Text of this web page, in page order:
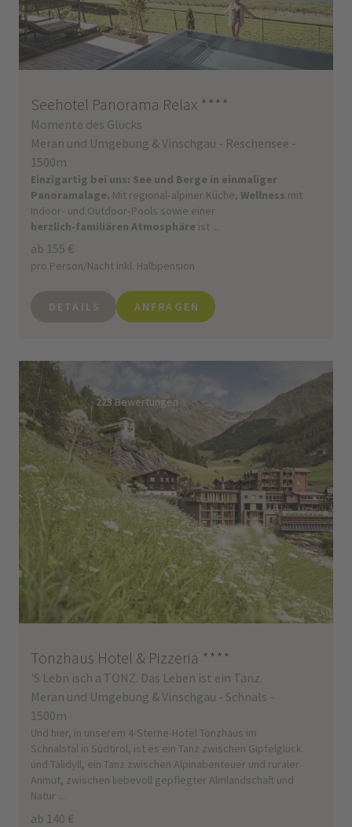
Seehotel Panorama Relax ****
Momente des Glücks
Meran und Umgebung & Vinschgau - Reschensee -
1500m
Einzigartig bei uns: See und Berge in einmaliger
Panoramalage. Mit regional‑alpiner Küche, Wellness mit
Indoor‑ und Outdoor‑Pools sowie einer
herzlich‑familiären Atmosphäre ist ...
ab 155 €
pro Person/Nacht inkl. Halbpension
DETAILS ANFRAGEN
9,6 223 Bewertungen
Tonzhaus Hotel & Pizzeria ****
'S Lebn isch a TONZ. Das Leben ist ein Tanz.
Meran und Umgebung & Vinschgau - Schnals -
1500m
Und hier, in unserem 4-Sterne-Hotel Tonzhaus im
Schnalstal in Südtirol, ist es ein Tanz zwischen Gipfelglück
und Talidyll, ein Tanz zwischen Alpinabenteuer und ruraler
Anmut, zwischen liebevoll gepflegter Almlandschaft und
Natur ...
ab 140 €